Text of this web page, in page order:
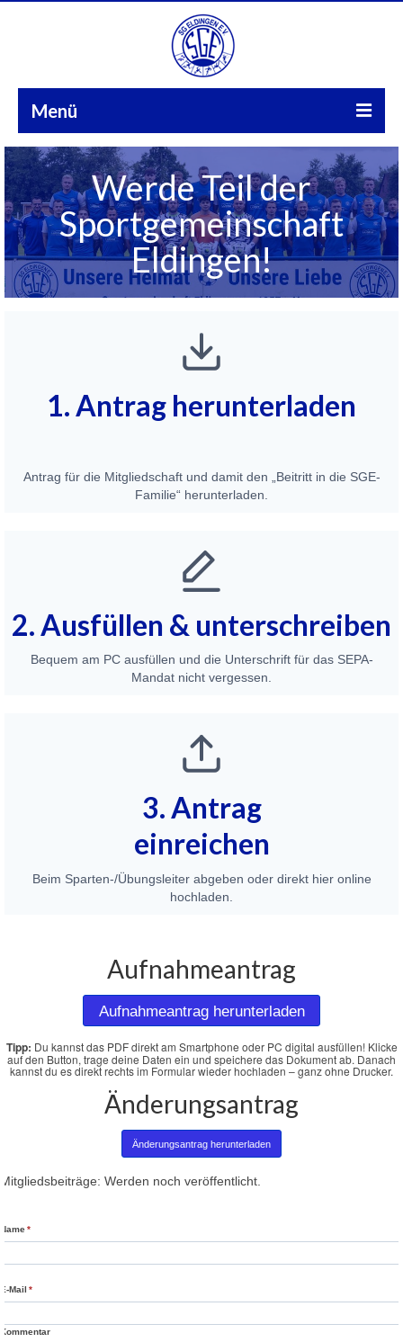
Menü
Start
Aktuelles
Sparten
FuPa
Galerie
Werde Teil der
Sportgemeinschaft
Eldingen!
1. Antrag herunterladen
Antrag für die Mitgliedschaft und damit den „Beitritt in die SGE-
Familie“ herunterladen.
2. Ausfüllen & unterschreiben
Bequem am PC ausfüllen und die Unterschrift für das SEPA-
Mandat nicht vergessen.
3. Antrag
einreichen
Beim Sparten-/Übungsleiter abgeben oder direkt hier online
hochladen.
Aufnahmeantrag
Aufnahmeantrag herunterladen
Tipp: Du kannst das PDF direkt am Smartphone oder PC digital ausfüllen! Klicke
auf den Button, trage deine Daten ein und speichere das Dokument ab. Danach
kannst du es direkt rechts im Formular wieder hochladen – ganz ohne Drucker.
Änderungsantrag
Änderungsantrag herunterladen
Mitgliedsbeiträge: Werden noch veröffentlicht.
Name*
E-Mail *
Kommentar